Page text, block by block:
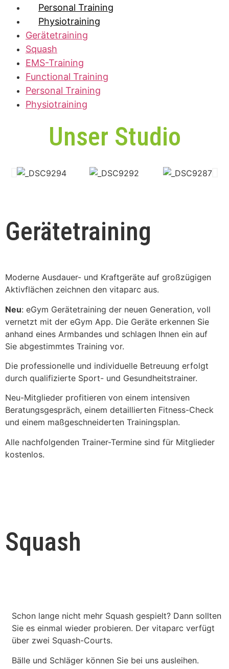
Personal Training
Physiotraining
Gerätetraining
Squash
EMS-Training
Functional Training
Personal Training
Physiotraining
Unser Studio
Gerätetraining
Moderne Ausdauer- und Kraftgeräte auf großzügigen
Aktivflächen zeichnen den vitaparc aus.
Neu: eGym Gerätetraining der neuen Generation, voll
vernetzt mit der eGym App. Die Geräte erkennen Sie
anhand eines Armbandes und schlagen Ihnen ein auf
Sie abgestimmtes Training vor.
Die professionelle und individuelle Betreuung erfolgt
durch qualifizierte Sport- und Gesundheitstrainer.
Neu-Mitglieder profitieren von einem intensiven
Beratungsgespräch, einem detaillierten Fitness-Check
und einem maßgeschneiderten Trainingsplan.
Alle nachfolgenden Trainer-Termine sind für Mitglieder
kostenlos.
Squash
Schon lange nicht mehr Squash gespielt? Dann sollten
Sie es einmal wieder probieren. Der vitaparc verfügt
über zwei Squash-Courts.
Bälle und Schläger können Sie bei uns ausleihen.